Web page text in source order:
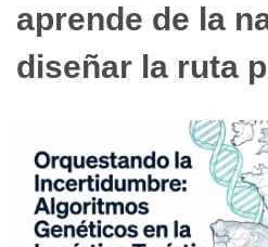
aprende de la
diseñar la ruta